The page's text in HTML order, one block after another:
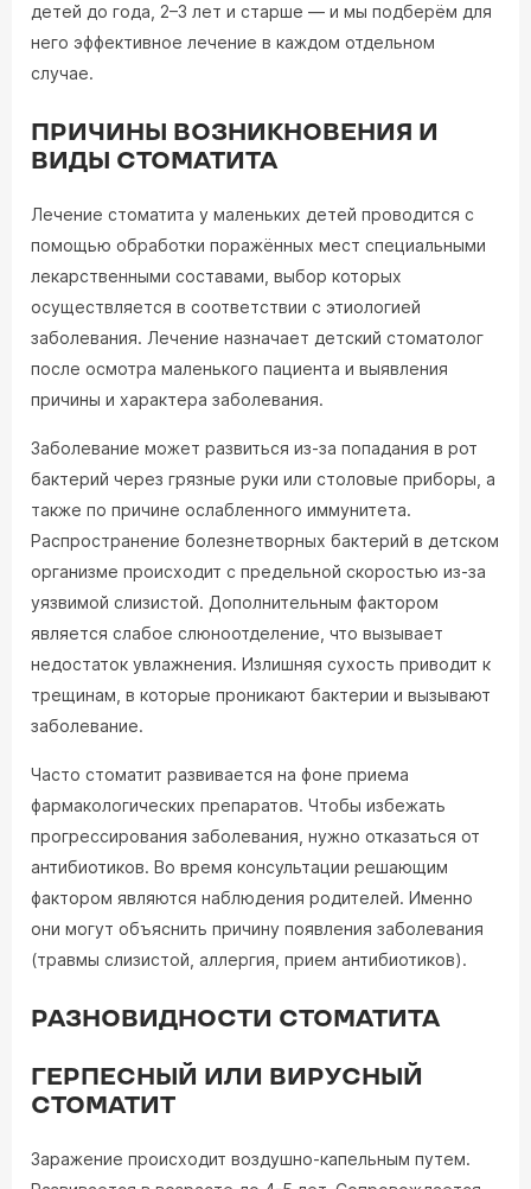
детей до года, 2–3 лет и старше — и мы подберём для
него эффективное лечение в каждом отдельном
случае.
ПРИЧИНЫ ВОЗНИКНОВЕНИЯ И
ВИДЫ СТОМАТИТА
Лечение стоматита у маленьких детей проводится с
помощью обработки поражённых мест специальными
лекарственными составами, выбор которых
осуществляется в соответствии с этиологией
заболевания. Лечение назначает детский стоматолог
после осмотра маленького пациента и выявления
причины и характера заболевания.
Заболевание может развиться из-за попадания в рот
бактерий через грязные руки или столовые приборы, а
также по причине ослабленного иммунитета.
Распространение болезнетворных бактерий в детском
организме происходит с предельной скоростью из-за
уязвимой слизистой. Дополнительным фактором
является слабое слюноотделение, что вызывает
недостаток увлажнения. Излишняя сухость приводит к
трещинам, в которые проникают бактерии и вызывают
заболевание.
Часто стоматит развивается на фоне приема
фармакологических препаратов. Чтобы избежать
прогрессирования заболевания, нужно отказаться от
антибиотиков. Во время консультации решающим
фактором являются наблюдения родителей. Именно
они могут объяснить причину появления заболевания
(травмы слизистой, аллергия, прием антибиотиков).
РАЗНОВИДНОСТИ СТОМАТИТА
ГЕРПЕСНЫЙ ИЛИ ВИРУСНЫЙ
СТОМАТИТ
Заражение происходит воздушно-капельным путем.